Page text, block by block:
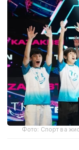
Фото: Спорт ва